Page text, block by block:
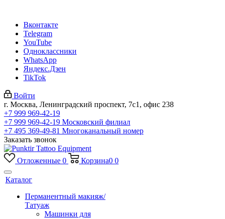
Вконтакте
Telegram
YouTube
Одноклассники
WhatsApp
Яндекс.Дзен
TikTok
Войти
г. Москва, Ленинградский проспект, 7с1, офис 238
+7 999 969-42-19
+7 999 969-42-19 Московский филиал
+7 495 369-49-81 Многоканальный номер
Заказать звонок
Отложенные 0 Корзина0 0
Каталог
Перманентный макияж/
Татуаж
Машинки для